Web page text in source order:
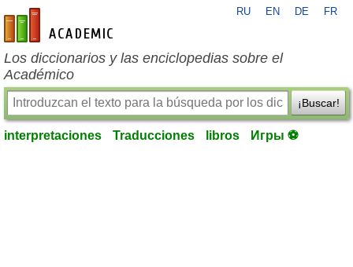
es-academic.com
RU EN DE FR
Los diccionarios y las enciclopedias sobre el
Académico
¡Buscar!
interpretaciones Traducciones libros Игры ⚽